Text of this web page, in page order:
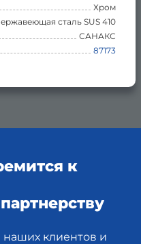
Хром
сталь SUS 410
САНАКС
87173
к
клиентов и